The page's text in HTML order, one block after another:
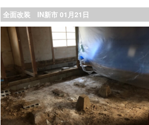
全面改装 IN新市 01月21日